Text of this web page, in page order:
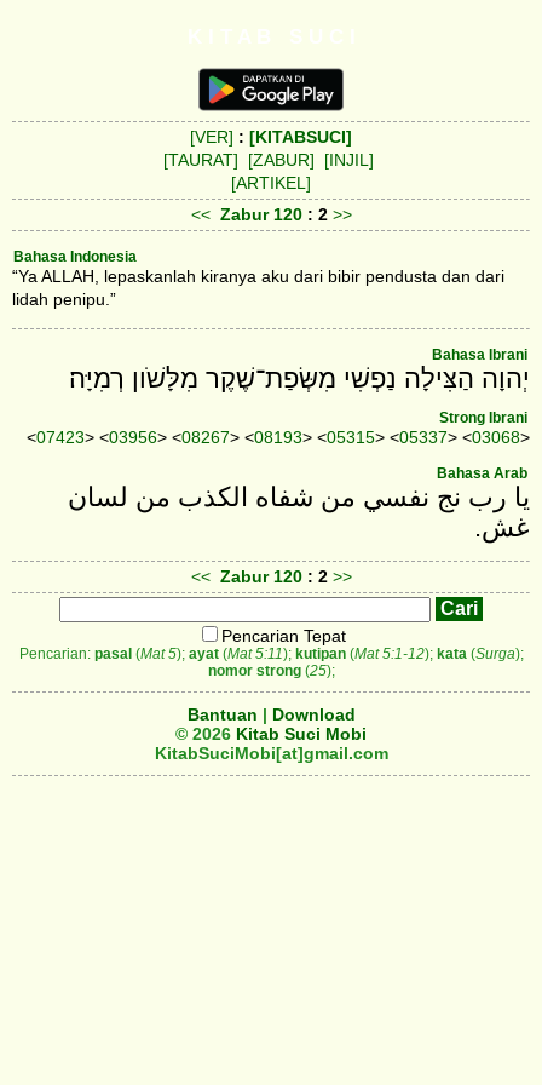
[VER] : [KITABSUCI]
[TAURAT]
[ZABUR]
[INJIL]
[ARTIKEL]
<< Zabur 120 : 2 >>
Bahasa Indonesia
“Ya ALLAH, lepaskanlah kiranya aku dari bibir pendusta dan dari
lidah penipu.”
Bahasa Ibrani
יְהוָה הַצִּילָה נַפְשִׁי מִשְּׂפַת־שֶׁקֶר מִלָּשֹׁון רְמִיָּה׃
Strong Ibrani
<07423> <03956> <08267> <08193> <05315> <05337> <03068>
Bahasa Arab
يا رب نج نفسي من شفاه الكذب من لسان
غش‎.
<< Zabur 120 : 2 >>
Pencarian Tepat
Pencarian: pasal(Mat 5); ayat(Mat 5:11); kutipan(Mat 5:1-12); kata (Surga);
nomor strong(25);
Bantuan | Download
© 2026 Kitab Suci Mobi
KitabSuciMobi[at]gmail.com